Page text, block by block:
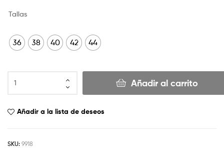
Tallas
36 38 40 42 44
Añadir al carrito
Añadir a la lista de deseos
SKU: 9918